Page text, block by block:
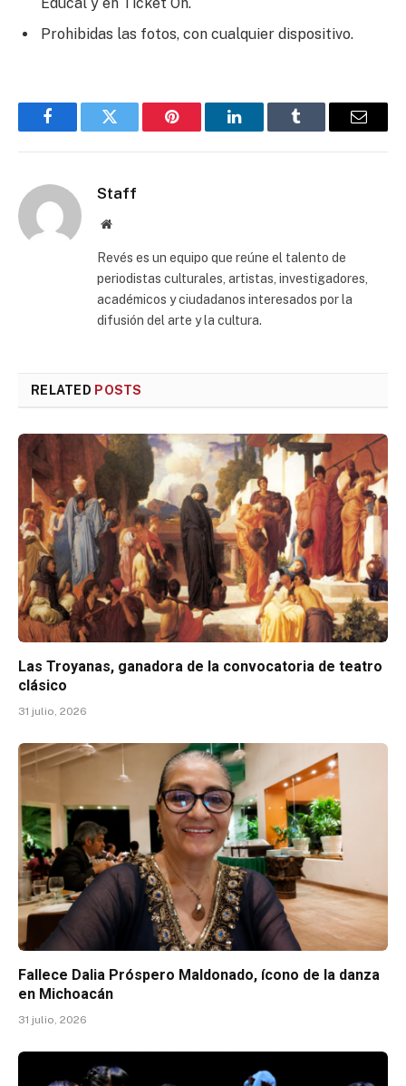
Educal y en Ticket On.
Prohibidas las fotos, con cualquier dispositivo.
FacebookTwitter Pinterest LinkedInTumblr Email
Staff
Website
Revés es un equipo que reúne el talento de
periodistas culturales, artistas, investigadores,
académicos y ciudadanos interesados por la
difusión del arte y la cultura.
RELATED POSTS
Las Troyanas, ganadora de la convocatoria de teatro
clásico
31 julio, 2026
Fallece Dalia Próspero Maldonado, ícono de la danza
en Michoacán
31 julio, 2026